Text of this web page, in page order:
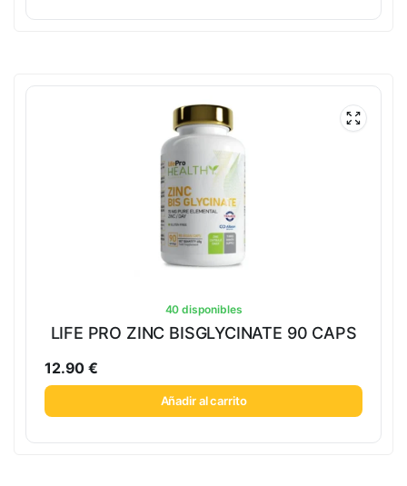
40 disponibles
LIFE PRO ZINC BISGLYCINATE 90 CAPS
12.90€
Añadir al carrito